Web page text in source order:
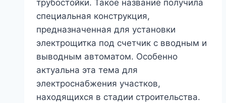
трубостойки. Такое название получила
специальная конструкция,
предназначенная для установки
электрощитка под счетчик с вводным и
выводным автоматом. Особенно
актуальна эта тема для
электроснабжения участков,
находящихся в стадии строительства.